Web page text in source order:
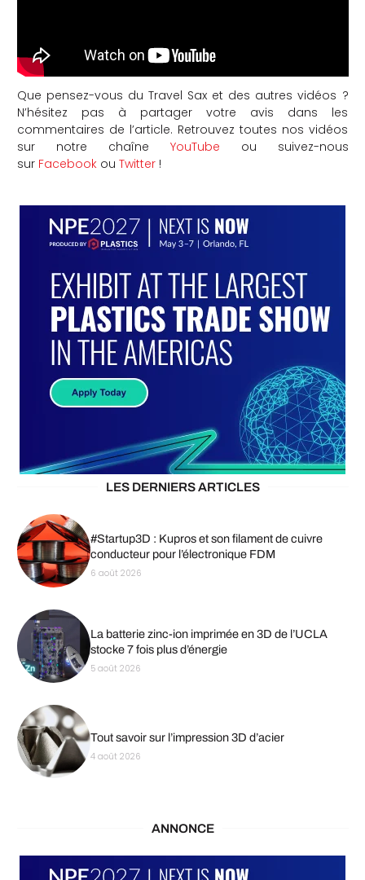
Que pensez-vous du Travel Sax et des autres vidéos ?
N’hésitez pas à partager votre avis dans les
commentaires de l’article. Retrouvez toutes nos vidéos
sur notre chaîne YouTube ou suivez-nous
sur Facebookou Twitter!
LES DERNIERS ARTICLES
#Startup3D : Kupros et son filament de cuivre
conducteur pour l’électronique FDM
6 août 2026
La batterie zinc-ion imprimée en 3D de l’UCLA
stocke 7 fois plus d’énergie
5 août 2026
Tout savoir sur l’impression 3D d’acier
4 août 2026
ANNONCE